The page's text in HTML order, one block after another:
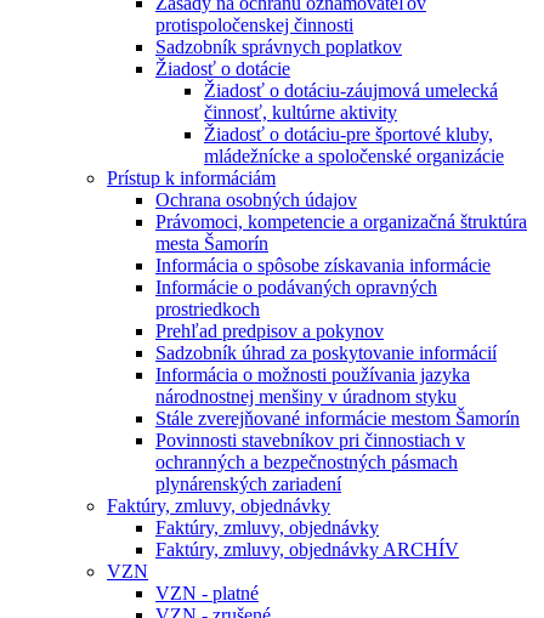
protispoločenskej činnosti
Sadzobník správnych poplatkov
Žiadosť o dotácie
Žiadosť o dotáciu-záujmová umelecká
činnosť, kultúrne aktivity
Žiadosť o dotáciu-pre športové kluby,
mládežnícke a spoločenské organizácie
Prístup k informáciám
Ochrana osobných údajov
Právomoci, kompetencie a organizačná štruktúra
mesta Šamorín
Informácia o spôsobe získavania informácie
Informácie o podávaných opravných
prostriedkoch
Prehľad predpisov a pokynov
Sadzobník úhrad za poskytovanie informácií
Informácia o možnosti používania jazyka
národnostnej menšiny v úradnom styku
Stále zverejňované informácie mestom Šamorín
Povinnosti stavebníkov pri činnostiach v
ochranných a bezpečnostných pásmach
plynárenských zariadení
Faktúry, zmluvy, objednávky
Faktúry, zmluvy, objednávky
Faktúry, zmluvy, objednávky ARCHÍV
VZN
VZN - platné